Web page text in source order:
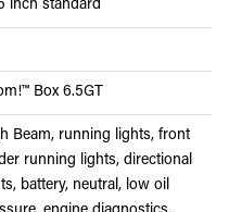
inch standard
Box 6.5GT
Beam, running lights, front
running lights, directional
battery, neutral, low oil